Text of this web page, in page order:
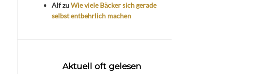
AlfzuWie viele Bäcker sich gerade
selbst entbehrlich machen
Aktuell oft gelesen